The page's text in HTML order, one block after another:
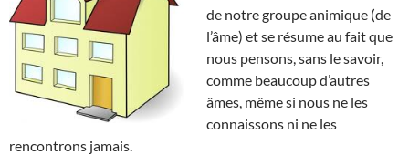
de notre groupe animique (de
l’âme) et se résume au fait que
nous pensons, sans le savoir,
comme beaucoup d’autres
âmes, même si nous ne les
connaissons ni ne les
rencontrons jamais.